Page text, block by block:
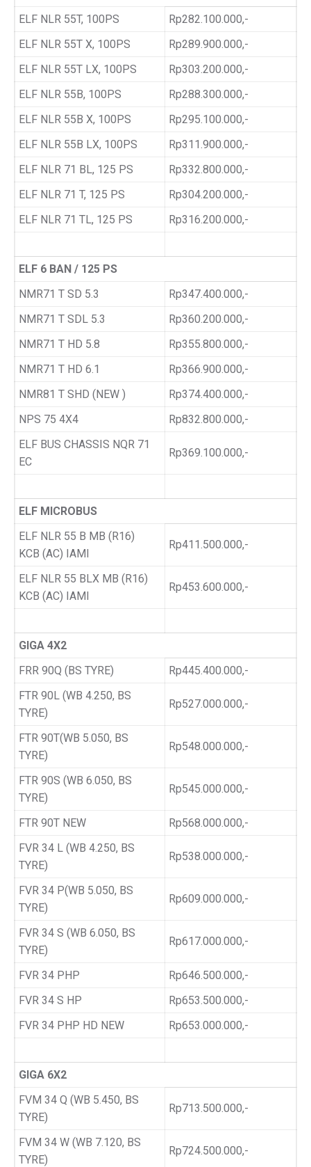
ELF NLR 55T, 100PS
Rp282.100.000,-
ELF NLR 55T X, 100PS
Rp289.900.000,-
ELF NLR 55T LX, 100PS
Rp303.200.000,-
ELF NLR 55B, 100PS
Rp288.300.000,-
ELF NLR 55B X, 100PS
Rp295.100.000,-
ELF NLR 55B LX, 100PS
Rp311.900.000,-
ELF NLR 71 BL, 125 PS
Rp332.800.000,-
ELF NLR 71 T, 125 PS
Rp304.200.000,-
ELF NLR 71 TL, 125 PS
Rp316.200.000,-
ELF 6 BAN / 125 PS
NMR71 T SD 5.3
Rp347.400.000,-
NMR71 T SDL 5.3
Rp360.200.000,-
NMR71 T HD 5.8
Rp355.800.000,-
NMR71 T HD 6.1
Rp366.900.000,-
NMR81 T SHD (NEW )
Rp374.400.000,-
NPS 75 4X4
Rp832.800.000,-
ELF BUS CHASSIS NQR 71
EC
Rp369.100.000,-
ELF MICROBUS
ELF NLR 55 B MB (R16)
KCB (AC) IAMI
Rp411.500.000,-
ELF NLR 55 BLX MB (R16)
KCB (AC) IAMI
Rp453.600.000,-
GIGA 4X2
FRR 90Q (BS TYRE)
Rp445.400.000,-
FTR 90L (WB 4.250, BS
TYRE)
Rp527.000.000,-
FTR 90T(WB 5.050, BS
TYRE)
Rp548.000.000,-
FTR 90S (WB 6.050, BS
TYRE)
Rp545.000.000,-
FTR 90T NEW
Rp568.000.000,-
FVR 34 L (WB 4.250, BS
TYRE)
Rp538.000.000,-
FVR 34 P(WB 5.050, BS
TYRE)
Rp609.000.000,-
FVR 34 S (WB 6.050, BS
TYRE)
Rp617.000.000,-
FVR 34 PHP
Rp646.500.000,-
FVR 34 S HP
Rp653.500.000,-
FVR 34 PHP HD NEW
Rp653.000.000,-
GIGA 6X2
FVM 34 Q (WB 5.450, BS
TYRE)
Rp713.500.000,-
FVM 34 W (WB 7.120, BS
TYRE)
Rp724.500.000,-